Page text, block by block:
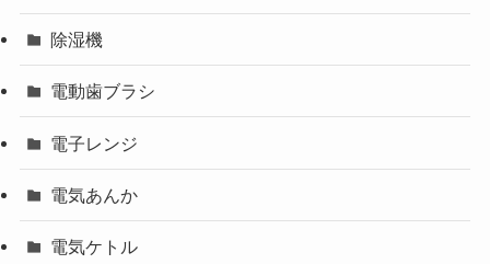
除湿機
電動歯ブラシ
電子レンジ
電気あんか
電気ケトル